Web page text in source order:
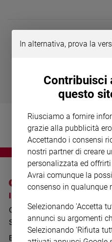
Chiesa
del
giorno
Società
e
€ 64,50
I SITI SAN PAOLO
GRUPPO EDITORIALE
SAN PAOLO
BENESSERE
In alternativa, prova la
Contribuisci
questo
Riusciamo a fornire
grazie alla pubblicità
Accettando i consensi
nostri partner di creare
personalizzata ed
Avrai comunque la
consenso in qualunque
Selezionando 'Accetta
annunci su argomenti
Selezionando 'Rifiuta